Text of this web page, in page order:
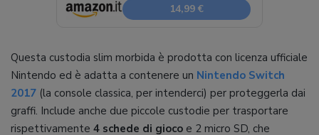
14,99 €
Questa custodia slim morbida è prodotta con licenza ufficiale
Nintendo ed è adatta a contenere un Nintendo Switch
2017 (la console classica, per intenderci) per proteggerla dai
graffi. Include anche due piccole custodie per trasportare
rispettivamente 4 schede di gioco e 2 micro SD, che